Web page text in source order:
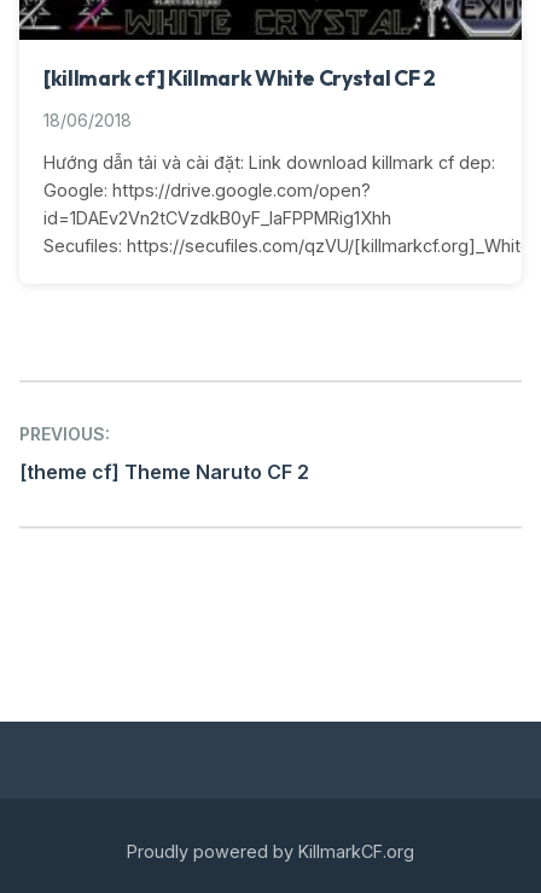
[killmark cf] Killmark White Crystal CF 2
18/06/2018
Hướng dẫn tải và cài đặt: Link download killmark cf dep:
Google: https://drive.google.com/open?
id=1DAEv2Vn2tCVzdkB0yF_IaFPPMRig1Xhh
Secufiles: https://secufiles.com/qzVU/
Post
navigation
PREVIOUS:
[theme cf] Theme Naruto CF 2
Proudly powered by KillmarkCF.org